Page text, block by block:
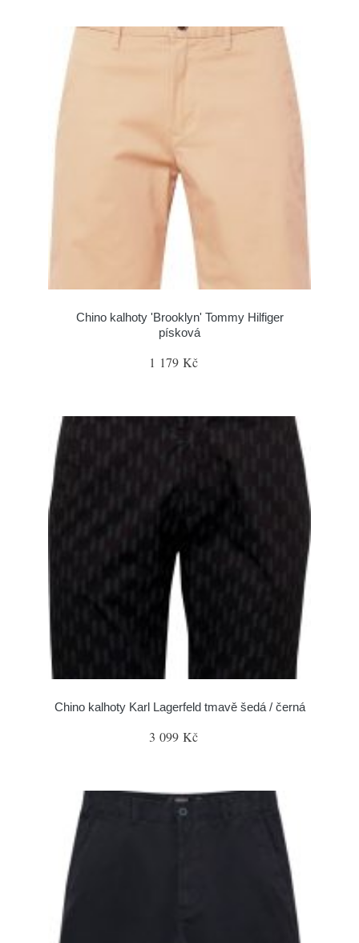
Chino kalhoty 'Brooklyn' Tommy Hilfiger
písková
1 179 Kč
Chino kalhoty Karl Lagerfeld tmavě šedá / černá
3 099 Kč